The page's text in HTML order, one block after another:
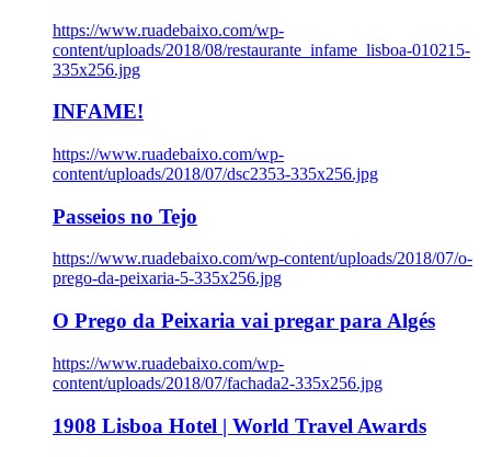
https://www.ruadebaixo.com/wp-
content/uploads/2018/08/restaurante_infame_lisboa-010215-
335x256.jpg
INFAME!
https://www.ruadebaixo.com/wp-
content/uploads/2018/07/dsc2353-335x256.jpg
Passeios no Tejo
https://www.ruadebaixo.com/wp-content/uploads/2018/07/o-
prego-da-peixaria-5-335x256.jpg
O Prego da Peixaria vai pregar para Algés
https://www.ruadebaixo.com/wp-
content/uploads/2018/07/fachada2-335x256.jpg
1908 Lisboa Hotel | World Travel Awards